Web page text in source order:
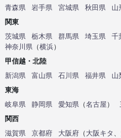
青森県
岩手県 宮城県 秋田県 山
関東
茨城県
栃木県 群馬県 埼玉県 千
神奈川県 （横浜）
甲信越・北陸
新潟県
富山県 石川県 福井県 山
東海
岐阜県
静岡県 愛知県 （名古屋）
関西
滋賀県
京都府 大阪府 （大阪キタ